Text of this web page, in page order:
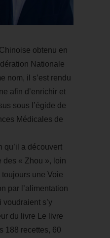
obtenu en
Nationale
nom, il s’est rendu
afin d’enrichir et
sous l’égide de
Médicales de
qu’il a découvert
des « Zhou », loin
toujours une Voie
par l’alimentation
s’y
du livre Le livre
188 recettes, 60